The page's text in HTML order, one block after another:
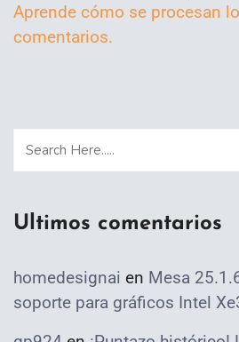
Aprende cómo se procesan
comentarios.
Ultimos comentarios
homedesignai en Mesa
soporte para gráficos Intel